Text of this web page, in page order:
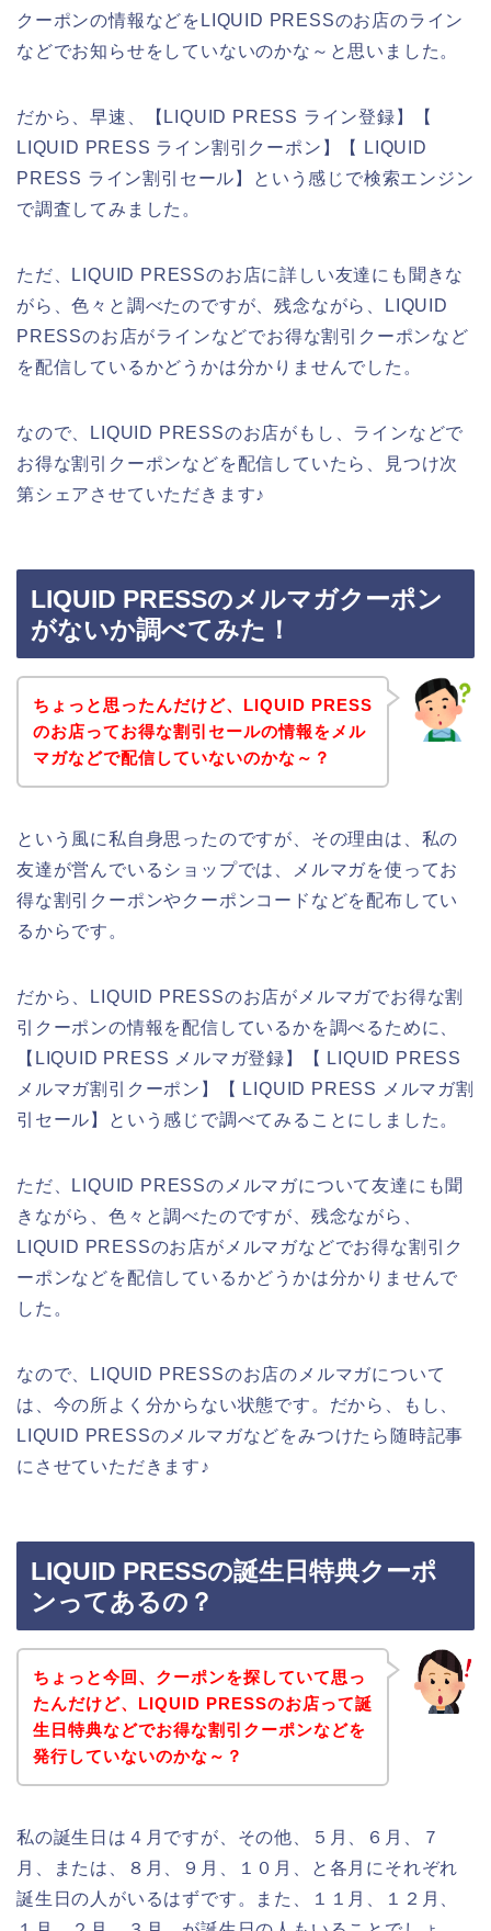
クーポンの情報などをLIQUID PRESSのお店のライン
などでお知らせをしていないのかな～と思いました。
だから、早速、【LIQUID PRESS ライン登録】【
LIQUID PRESS ライン割引クーポン】【 LIQUID
PRESS ライン割引セール】という感じで検索エンジン
で調査してみました。
ただ、LIQUID PRESSのお店に詳しい友達にも聞きな
がら、色々と調べたのですが、残念ながら、LIQUID
PRESSのお店がラインなどでお得な割引クーポンなど
を配信しているかどうかは分かりませんでした。
なので、LIQUID PRESSのお店がもし、ラインなどで
お得な割引クーポンなどを配信していたら、見つけ次
第シェアさせていただきます♪
LIQUID PRESSのメルマガクーポン
がないか調べてみた！
ちょっと思ったんだけど、LIQUID PRESS
のお店ってお得な割引セールの情報をメル
マガなどで配信していないのかな～？
という風に私自身思ったのですが、その理由は、私の
友達が営んでいるショップでは、メルマガを使ってお
得な割引クーポンやクーポンコードなどを配布してい
るからです。
だから、LIQUID PRESSのお店がメルマガでお得な割
引クーポンの情報を配信しているかを調べるために、
【LIQUID PRESS メルマガ登録】【 LIQUID PRESS
メルマガ割引クーポン】【 LIQUID PRESS メルマガ割
引セール】という感じで調べてみることにしました。
ただ、LIQUID PRESSのメルマガについて友達にも聞
きながら、色々と調べたのですが、残念ながら、
LIQUID PRESSのお店がメルマガなどでお得な割引ク
ーポンなどを配信しているかどうかは分かりませんで
した。
なので、LIQUID PRESSのお店のメルマガについて
は、今の所よく分からない状態です。だから、もし、
LIQUID PRESSのメルマガなどをみつけたら随時記事
にさせていただきます♪
LIQUID PRESSの誕生日特典クーポ
ンってあるの？
ちょっと今回、クーポンを探していて思っ
たんだけど、LIQUID PRESSのお店って誕
生日特典などでお得な割引クーポンなどを
発行していないのかな～？
私の誕生日は４月ですが、その他、５月、６月、７
月、または、８月、９月、１０月、と各月にそれぞれ
誕生日の人がいるはずです。また、１１月、１２月、